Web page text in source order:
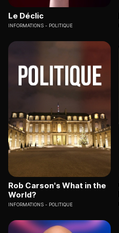
Le Déclic
INFORMATIONS POLITIQUE
Rob Carson's What in the
World?
INFORMATIONS POLITIQUE